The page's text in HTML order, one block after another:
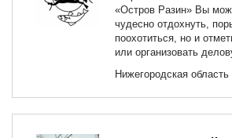
«Остров Разин» Вы
чудесно отдохнуть,
поохотиться, но и
или организовать
Нижегородская область